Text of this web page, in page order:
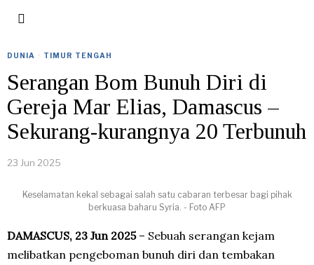
DUNIA · TIMUR TENGAH
Serangan Bom Bunuh Diri di
Gereja Mar Elias, Damascus –
Sekurang-kurangnya 20 Terbunuh
23 Jun 2025
Keselamatan kekal sebagai salah satu cabaran terbesar bagi pihak
berkuasa baharu Syria. - Foto AFP
DAMASCUS, 23 Jun 2025– Sebuah serangan kejam
melibatkan pengeboman bunuh diri dan tembakan